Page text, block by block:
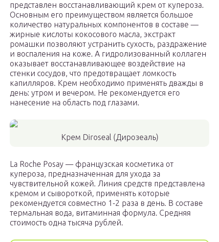
представлен восстанавливающий крем от купероза.
Основным его преимуществом является большое
количество натуральных компонентов в составе —
жирные кислоты кокосового масла, экстракт
ромашки позволяют устранить сухость, раздражение
и воспаления на коже. А гидролизованный коллаген
оказывает восстанавливающее воздействие на
стенки сосудов, что предотвращает ломкость
капилляров. Крем необходимо применять дважды в
день: утром и вечером. Не рекомендуется его
нанесение на область под глазами.
Крем Diroseal (Дирозеаль)
La Roche Posay — французская косметика от
купероза, предназначенная для ухода за
чувствительной кожей. Линия средств представлена
кремом и сывороткой, применять которые
рекомендуется совместно 1-2 раза в день. В составе
термальная вода, витаминная формула. Средняя
стоимость одна тысяча рублей.